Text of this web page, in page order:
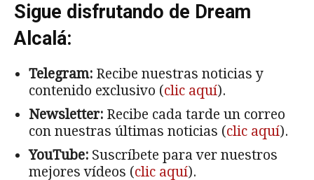
Sigue disfrutando de Dream
Alcalá:
Telegram: Recibe nuestras noticias y
contenido exclusivo (clic aquí).
Newsletter: Recibe cada tarde un correo
con nuestras últimas noticias (clic aquí).
YouTube: Suscríbete para ver nuestros
mejores vídeos (clic aquí).